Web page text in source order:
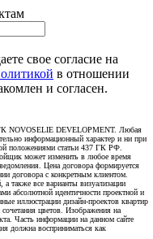
свое согласие на
в отношении
и согласен.
ГК NOVOSELIE DEVELOPMENT. Любая
информационный характер и ни при
положениями статьи 437 ГК РФ.
может изменить в любое время
Цена договора формируется
договора с конкретным клиентом.
также все варианты визуализации
абсолютной идентичности проектной и
иллюстрации дизайн-проектов квартир
цветов. Изображения на
Часть информации на данном сайте
должна восприниматься как